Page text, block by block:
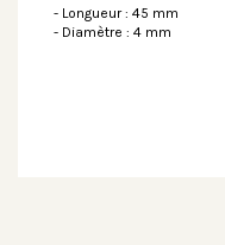
- Longueur : 45 mm
- Diamètre : 4 mm